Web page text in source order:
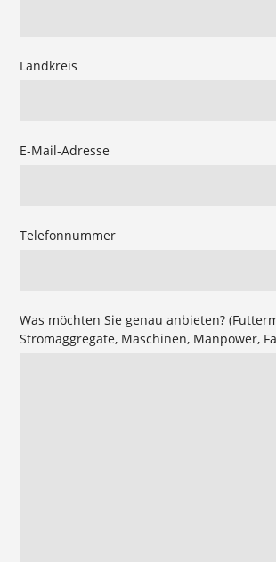
Landkreis
E-Mail-Adresse
Telefonnummer
Was möchten Sie genau anbieten?
Stromaggregate, Maschinen, Manpower,